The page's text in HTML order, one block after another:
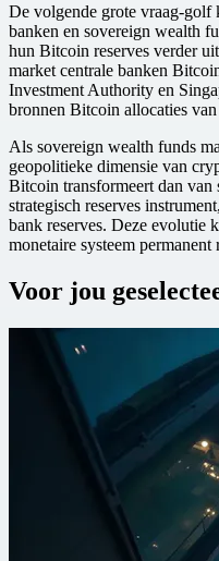
De volgende grote vraag-
banken en sovereign wealth
hun Bitcoin reserves verder
market centrale banken
Investment Authority en
bronnen Bitcoin allocaties
Als sovereign wealth funds
geopolitieke dimensie van
Bitcoin transformeert dan van
strategisch reserves
bank reserves. Deze evolutie
monetaire systeem permanent
Voor jou